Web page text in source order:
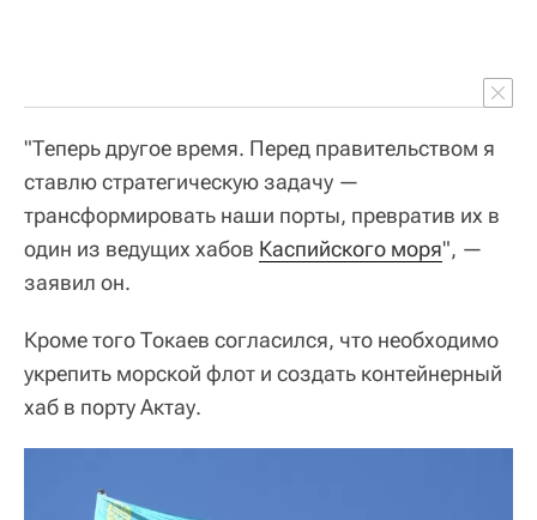
"Теперь другое время. Перед правительством я
ставлю стратегическую задачу —
трансформировать наши порты, превратив их в
один из ведущих хабов Каспийского моря", —
заявил он.
Кроме того Токаев согласился, что необходимо
укрепить морской флот и создать контейнерный
хаб в порту Актау.